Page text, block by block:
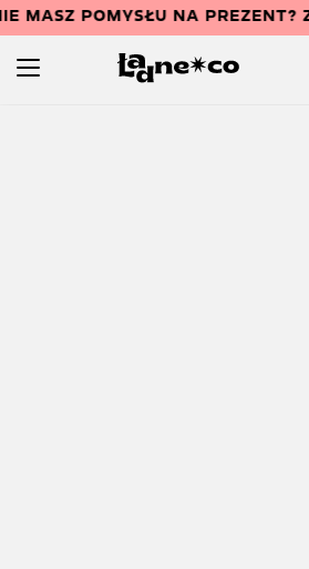
MASZ POMYSŁU NA PREZENT?